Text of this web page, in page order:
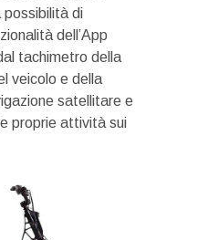
possibilità di
dell’App
tachimetro della
veicolo e della
satellitare e
proprie attività sui